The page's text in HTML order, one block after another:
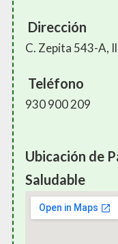
Dirección
C. Zepita 543-A,
Teléfono
930 900 209
Ubicación de
Saludable